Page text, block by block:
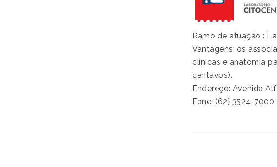
Ramo de atuação :
Vantagens: os
clínicas e anatomia
centavos).
Endereço: Avenida
Fone: (62} 3524-